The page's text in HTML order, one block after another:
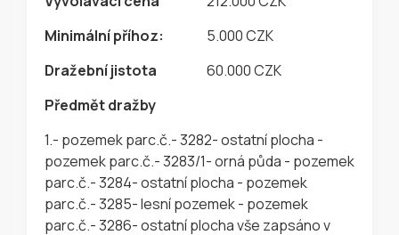
Minimální příhoz:
5.000 CZK
Dražební jistota
60.000 CZK
Předmět dražby
1.- pozemek parc.č.- 3282- ostatní plocha -
pozemek parc.č.- 3283/1- orná půda - pozemek
parc.č.- 3284- ostatní plocha - pozemek
parc.č.- 3285- lesní pozemek - pozemek
parc.č.- 3286- ostatní plocha vše zapsáno v